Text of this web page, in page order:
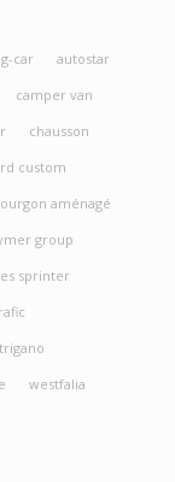
car
autostar
camper van
chausson
custom
aménagé
group
sprinter
trigano
westfalia